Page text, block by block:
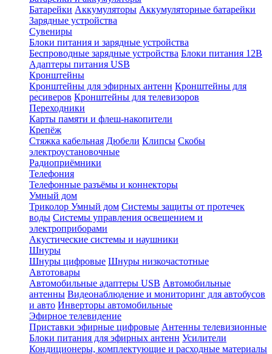
Батарейки Аккумуляторы Аккумуляторные батарейки
Зарядные устройства
Сувениры
Блоки питания и зарядные устройства
Беспроводные зарядные устройства Блоки питания 12В
Адаптеры питания USB
Кронштейны
Кронштейны для эфирных антенн Кронштейны для
ресиверов Кронштейны для телевизоров
Переходники
Карты памяти и флеш-накопители
Крепёж
Стяжка кабельная Дюбели Клипсы Скобы
электроустановочные
Радиоприёмники
Телефония
Телефонные разъёмы и коннекторы
Умный дом
Триколор Умный дом Системы защиты от протечек
воды Системы управления освещением и
электроприборами
Акустические системы и наушники
Шнуры
Шнуры цифровые Шнуры низкочастотные
Автотовары
Автомобильные адаптеры USB Автомобильные
антенны Видеонаблюдение и мониторинг для автобусов
и авто Инверторы автомобильные
Эфирное телевидение
Приставки эфирные цифровые Антенны телевизионные
Блоки питания для эфирных антенн Усилители
Кондиционеры, комплектующие и расходные материалы